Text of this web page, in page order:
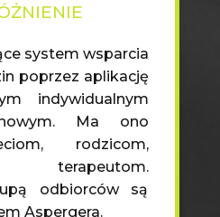
system wsparcia
poprzez aplikację
indywidualnym
Ma ono
rodzicom,
terapeutom.
odbiorców są
Aspergera.